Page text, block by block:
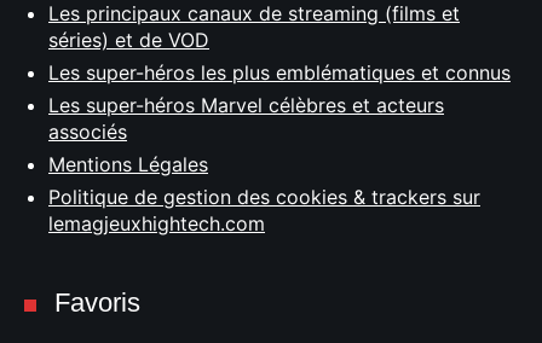
Les principaux canaux de streaming (films et
séries) et de VOD
Les super-héros les plus emblématiques et connus
Les super-héros Marvel célèbres et acteurs
associés
Mentions Légales
Politique de gestion des cookies & trackers sur
lemagjeuxhightech.com
Favoris